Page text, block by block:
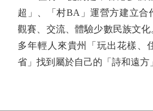
超」、「村BA」運營方建立合
觀賽、交流、體驗少數民族文
多年輕人來貴州「玩出花樣、
省」找到屬於自己的「詩和遠方